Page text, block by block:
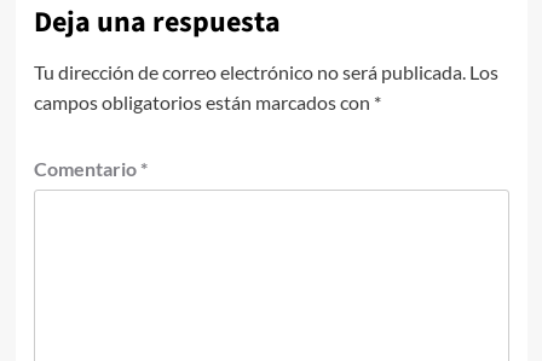
Deja una respuesta
Tu dirección de correo electrónico no será publicada. Los
campos obligatorios están marcados con *
Comentario *